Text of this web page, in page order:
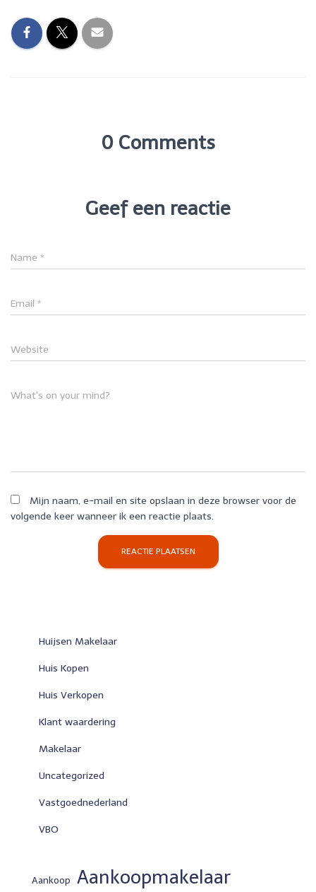
0 Comments
Geef een reactie
Name *
Email *
Website
What's on your mind?
Mijn naam, e-mail en site opslaan in deze browser voor de
volgende keer wanneer ik een reactie plaats.
Huijsen Makelaar
Huis Kopen
Huis Verkopen
Klant waardering
Makelaar
Uncategorized
Vastgoednederland
VBO
Aankoop Aankoopmakelaar